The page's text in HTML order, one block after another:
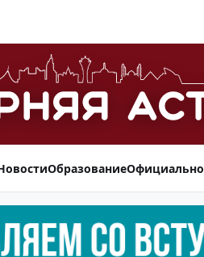
ОбразованиеОфициально